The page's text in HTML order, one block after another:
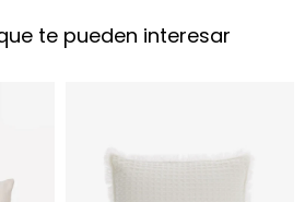
te pueden interesar